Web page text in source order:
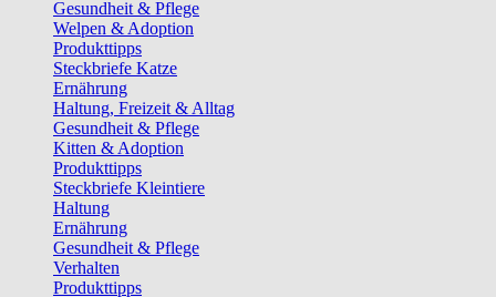
Gesundheit & Pflege
Welpen & Adoption
Produkttipps
Steckbriefe Katze
Ernährung
Haltung, Freizeit & Alltag
Gesundheit & Pflege
Kitten & Adoption
Produkttipps
Steckbriefe Kleintiere
Haltung
Ernährung
Gesundheit & Pflege
Verhalten
Produkttipps